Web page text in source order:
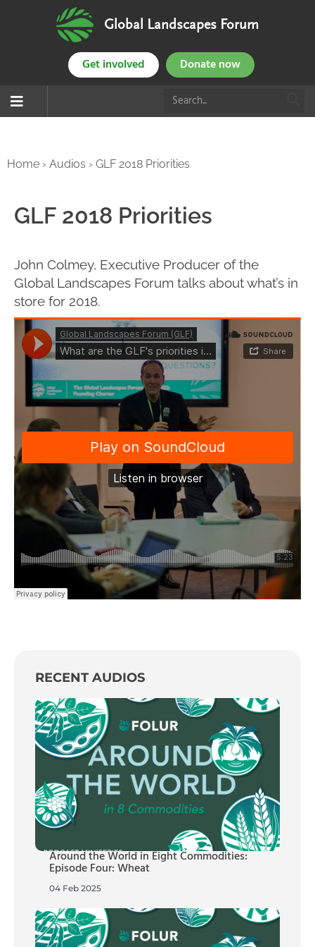
Global Landscapes Forum
Get involved Donate now
Home › Audios › GLF 2018 Priorities
GLF 2018 Priorities
John Colmey, Executive Producer of the
Global Landscapes Forum talks about what’s in
store for 2018.
RECENT AUDIOS
Around the World in Eight Commodities:
Episode Four: Wheat
04 Feb 2025